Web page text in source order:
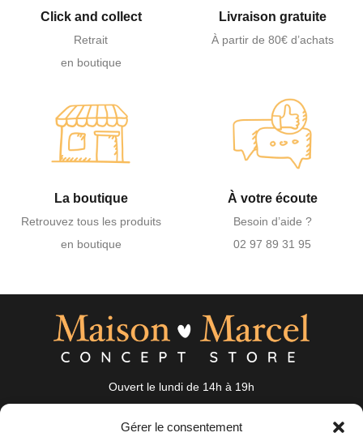
Gérer le consentement
Click and collect
Retrait
en boutique
Livraison gratuite
À partir de 80€ d’achats
La boutique
Retrouvez tous les produits
en boutique
À votre écoute
Besoin d’aide ?
02 97 89 31 95
Ouvert le lundi de 14h à 19h
19 Rue Auguste Nayel 56100 Lorient